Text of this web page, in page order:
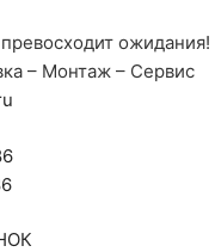
превосходит ожидания!
– Монтаж – Сервис